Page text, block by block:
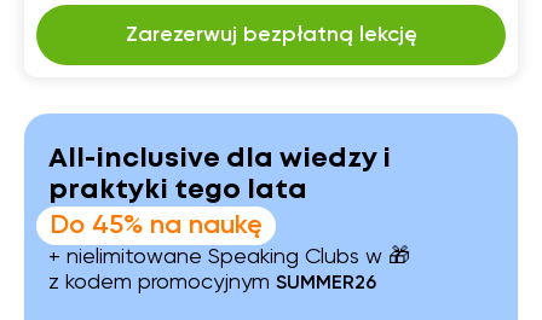
Zarezerwuj bezpłatną lekcję
All-inclusive dla wiedzy i
praktyki tego lata
Do 45% na naukę
+ nielimitowane Speaking Clubs w 🎁
z kodem promocyjnym SUMMER26